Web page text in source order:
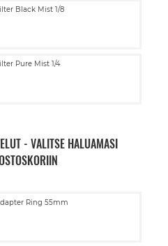
Black Mist 1/8
Pure Mist 1/4
- VALITSE HALUAMASI
Ring 55mm